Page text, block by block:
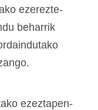
ezerezte-
beharrik
ezeztapen-